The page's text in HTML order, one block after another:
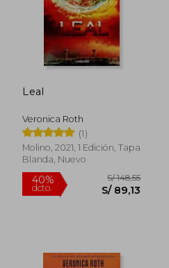
40%
dcto.
S/ 134,02
S/ 80,41
Leal
Veronica Roth
(1)
Molino, 2021, 1 Edición, Tapa
Blanda, Nuevo